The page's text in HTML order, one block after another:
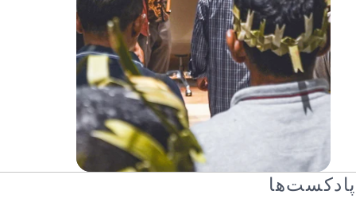
مالزی: روسای روستاها مفهوم
پادکست‌ها